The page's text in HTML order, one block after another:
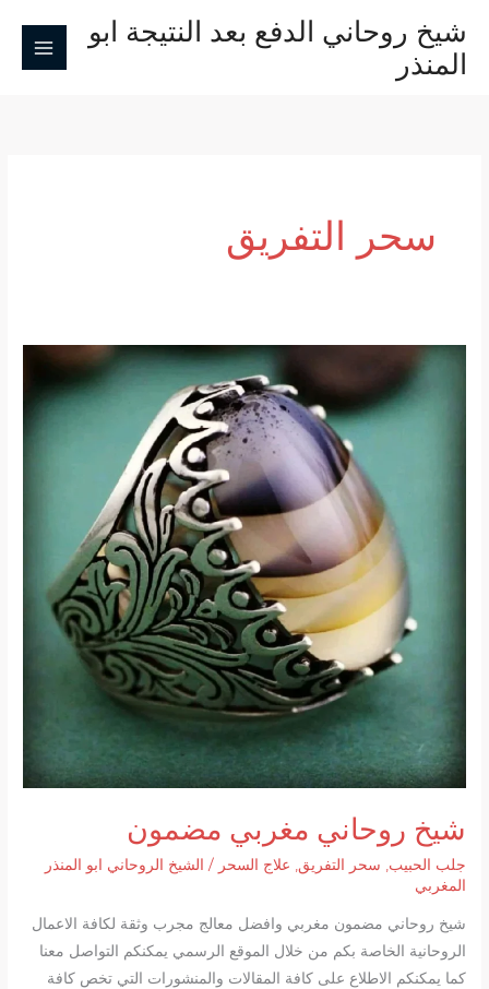
المحتوى
شيخ روحاني الدفع بعد النتيجة ابو
المنذر
سحر التفريق
شيخ روحاني مغربي مضمون
جلب الحبيب سحر التفريق علاج السحر / الشيخ الروحاني ابو المنذر
المغربي
شيخ روحاني مضمون مغربي وافضل معالج مجرب وثقة لكافة الاعمال
الروحانية الخاصة بكم من خلال الموقع الرسمي يمكنكم التواصل معنا
كما يمكنكم الاطلاع على كافة المقالات والمنشورات التي تخص كافة